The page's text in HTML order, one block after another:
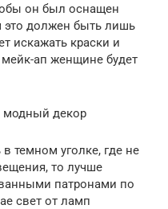
он был оснащен
это должен быть лишь
искажать краски и
ап женщине будет
модный декор
темном уголке, где не
то лучше
патронами по
свет от ламп